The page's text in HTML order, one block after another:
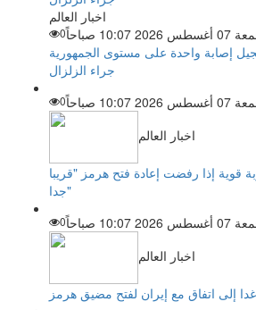
اخبار العالم
2026 10:07 صباحاً
0
إصابة واحدة على مستوى الجمهورية
جراء الزلزال
2026 10:07 صباحاً
0
اخبار العالم
قوية إذا رفضت إعادة فتح هرمز "قريبا
جدا"
2026 10:07 صباحاً
0
اخبار العالم
إلى اتفاق مع إيران لفتح مضيق هرمز